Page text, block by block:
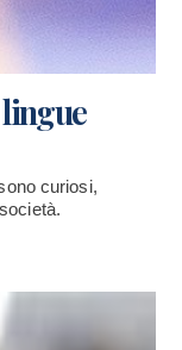
lingue
curiosi,